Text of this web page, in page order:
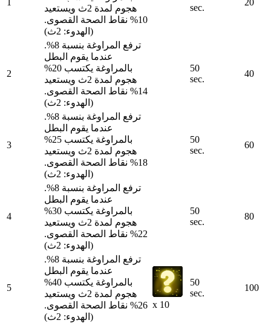
هجوم لمدة 2ث ويستعيد
10% نقاط الصحة القصوى.
(الهدوء: 2ث)
sec.
20
2
ترفع المراوغة بنسبة 8%.
عندما يقوم البطل
بالمراوغة يكتسب 20%
هجوم لمدة 2ث ويستعيد
14% نقاط الصحة القصوى.
(الهدوء: 2ث)
50
sec.
40
3
ترفع المراوغة بنسبة 8%.
عندما يقوم البطل
بالمراوغة يكتسب 25%
هجوم لمدة 2ث ويستعيد
18% نقاط الصحة القصوى.
(الهدوء: 2ث)
50
sec.
60
4
ترفع المراوغة بنسبة 8%.
عندما يقوم البطل
بالمراوغة يكتسب 30%
هجوم لمدة 2ث ويستعيد
22% نقاط الصحة القصوى.
(الهدوء: 2ث)
50
sec.
80
5
ترفع المراوغة بنسبة 8%.
عندما يقوم البطل
بالمراوغة يكتسب 40%
هجوم لمدة 2ث ويستعيد
26% نقاط الصحة القصوى.
(الهدوء: 2ث)
x 10
50
sec.
100